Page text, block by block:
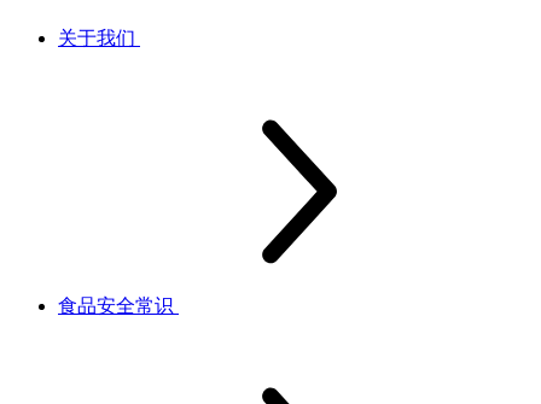
关于我们
食品安全常识